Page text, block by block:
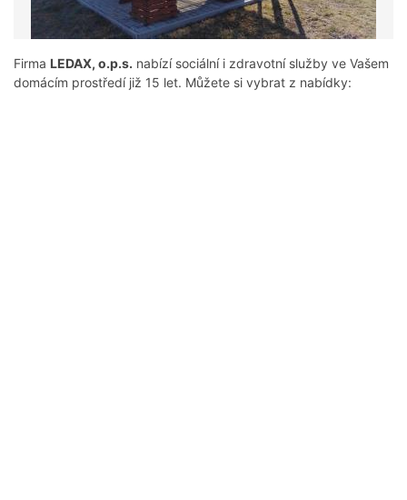
Firma LEDAX, o.p.s. nabízí sociální i zdravotní služby ve Vašem
domácím prostředí již 15 let. Můžete si vybrat z nabídky: